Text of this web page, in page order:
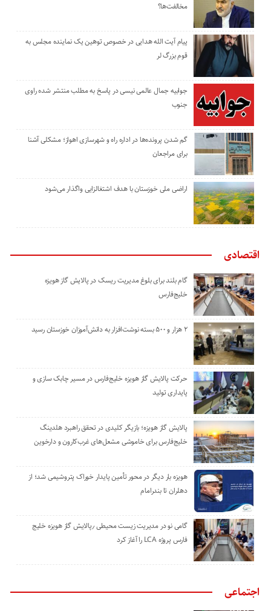
مخالفت‌ها؟
پیام آیت الله هدایی در خصوص توهین یک نماینده مجلس به
قوم بزرگ لر
جوابیه جمال عالمی نیسی در پاسخ به مطلب منتشر شده راوی
جنوب
گم شدن پرونده‌ها در اداره راه و شهرسازی اهواز؛ مشکلی آشنا
برای مراجعان
اراضی ملی خوزستان با هدف اشتغالزایی واگذار می‌شود
اقتصادی
گام بلند برای بلوغ مدیریت ریسک در پالایش گاز هویزه
خلیج‌فارس
۲ هزار و ۵۰۰ بسته نوشت‌افزار به دانش‌آموزان خوزستان رسید
حرکت پالایش گاز هویزه خلیج‌فارس در مسیر چابک سازی و
پایداری تولید
پالایش گاز هویزه؛ بازیگر کلیدی در تحقق راهبرد هلدینگ
خلیج‌فارس برای خاموشی مشعل‌های غرب‌کارون و دارخوین
هویزه بار دیگر در محور تأمین پایدار خوراک پتروشیمی شد؛ از
دهلران تا بندرامام
گامی نو در مدیریت زیست ‌محیطی ٫پالایش گاز هویزه خلیج
‌فارس پروژه LCA را آغاز کرد
اجتماعی